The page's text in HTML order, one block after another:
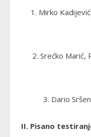
1. Mirko
2. Srećko
3. Dario
II. Pisano